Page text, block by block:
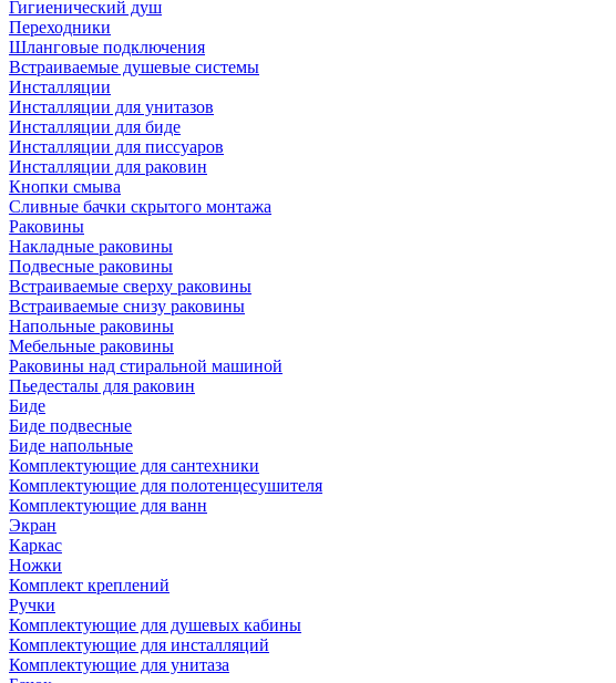
Гигиенический душ
Переходники
Шланговые подключения
Встраиваемые душевые системы
Инсталляции
Инсталляции для унитазов
Инсталляции для биде
Инсталляции для писсуаров
Инсталляции для раковин
Кнопки смыва
Сливные бачки скрытого монтажа
Раковины
Накладные раковины
Подвесные раковины
Встраиваемые сверху раковины
Встраиваемые снизу раковины
Напольные раковины
Мебельные раковины
Раковины над стиральной машиной
Пьедесталы для раковин
Биде
Биде подвесные
Биде напольные
Комплектующие для сантехники
Комплектующие для полотенцесушителя
Комплектующие для ванн
Экран
Каркас
Ножки
Комплект креплений
Ручки
Комплектующие для душевых кабины
Комплектующие для инсталляций
Комплектующие для унитаза